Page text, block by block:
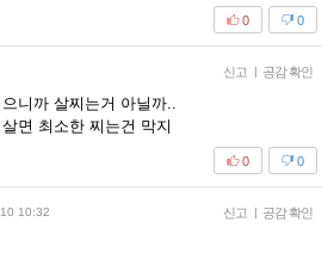
0
0
신고 | 공감 확인
니까 살찌는거 아닐까..
면 최소한 찌는건 막지
0
0
10:32 신고 | 공감 확인